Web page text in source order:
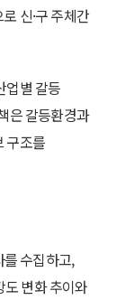
신·구 주체간
업별 갈등
은 갈등환경과
구조를
수집하고,
도 변화 추이와